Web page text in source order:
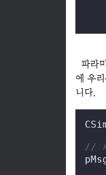
파라
에 우
니다.
//